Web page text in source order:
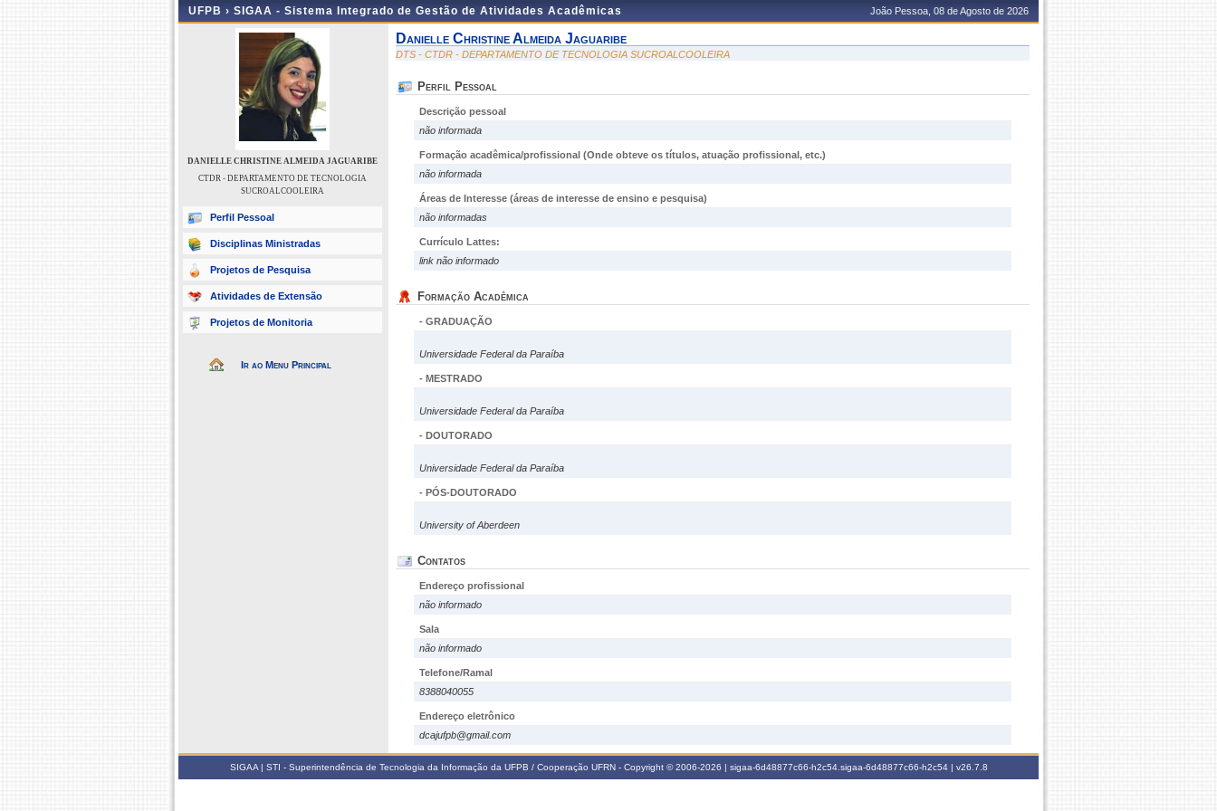
UFPB › SIGAA - Sistema Integrado de Gestão de Atividades Acadêmicas João Pessoa, 08 de Agosto de 2026
DANIELLE CHRISTINE ALMEIDA JAGUARIBE
CTDR - DEPARTAMENTO DE TECNOLOGIA
SUCROALCOOLEIRA
Perfil Pessoal
Disciplinas Ministradas
Projetos de Pesquisa
Atividades de Extensão
Projetos de Monitoria
Ir ao Menu Principal
Danielle Christine Almeida Jaguaribe
DTS - CTDR - DEPARTAMENTO DE TECNOLOGIA SUCROALCOOLEIRA
Perfil Pessoal
Descrição pessoal
não informada
Formação acadêmica/profissional (Onde obteve os títulos, atuação profissional, etc.)
não informada
Áreas de Interesse (áreas de interesse de ensino e pesquisa)
não informadas
Currículo Lattes:
link não informado
Formação Acadêmica
- GRADUAÇÃO
Universidade Federal da Paraíba
- MESTRADO
Universidade Federal da Paraíba
- DOUTORADO
Universidade Federal da Paraíba
- PÓS-DOUTORADO
University of Aberdeen
Contatos
Endereço profissional
não informado
Sala
não informado
Telefone/Ramal
8388040055
Endereço eletrônico
dcajufpb@gmail.com
SIGAA | STI - Superintendência de Tecnologia da Informação da UFPB / Cooperação UFRN - Copyright © 2006-2026 | sigaa-6d48877c66-h2c54.sigaa-6d48877c66-h2c54 | v26.7.8